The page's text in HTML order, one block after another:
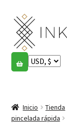
Ir
la
navegación
Ir
al
contenido
Tienda
English
Inicio Tienda
pincelada rápida